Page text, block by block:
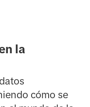
la
cómo se